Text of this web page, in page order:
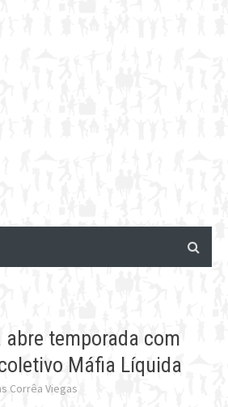
abre temporada com
Máfia Líquida
Corrêa Viegas